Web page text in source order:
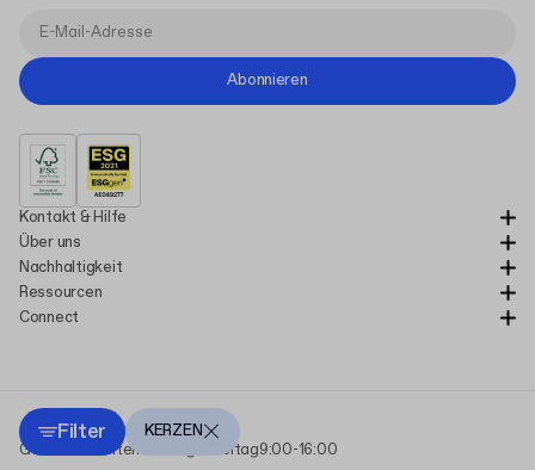
Filter KERZEN
Kontakt & Hilfe
Über uns
Nachhaltigkeit
Ressourcen
Connect
Abonnieren
Copyright Packhelp 2025
GeschäftszeitenMontag - Freitag9:00-16:00